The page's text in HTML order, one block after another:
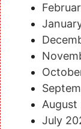
August
July